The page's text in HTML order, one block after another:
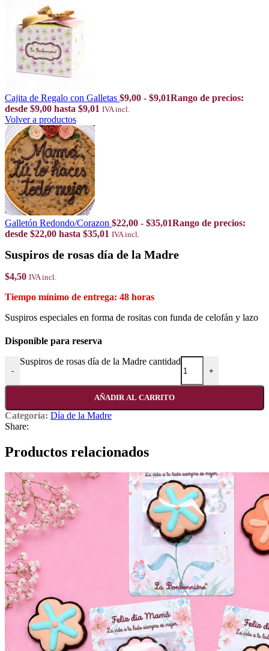
Cajita de Regalo con Galletas $9,00 - $9,01Rango de precios:
desde $9,00 hasta $9,01 IVA incl.
Volver a productos
Galletón Redondo/Corazon $22,00 - $35,01Rango de precios:
desde $22,00 hasta $35,01 IVA incl.
Suspiros de rosas día de la Madre
$4,50 IVA incl.
48 horas
Suspiros especiales en forma de rositas con funda de celofán y lazo
Disponible para reserva
-
Suspiros de rosas día de la Madre cantidad
+
AÑADIR AL CARRITO
Categoría: Día de la Madre
Share:
Productos relacionados